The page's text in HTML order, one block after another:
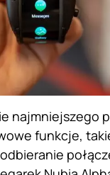
najmniejszego
funkcje,